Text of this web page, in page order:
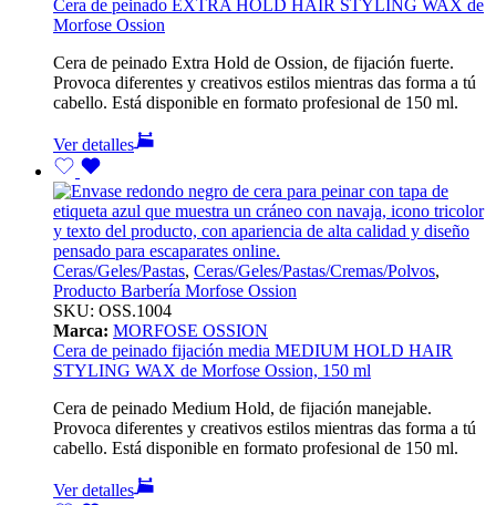
Cera de peinado EXTRA HOLD HAIR STYLING WAX de
Morfose Ossion
Cera de peinado Extra Hold de Ossion, de fijación fuerte.
Provoca diferentes y creativos estilos mientras das forma a tú
cabello. Está disponible en formato profesional de 150 ml.
Ver detalles
Ceras/Geles/Pastas, Ceras/Geles/Pastas/Cremas/Polvos,
Producto Barbería Morfose Ossion
SKU: OSS.1004
Marca: MORFOSE OSSION
Cera de peinado fijación media MEDIUM HOLD HAIR
STYLING WAX de Morfose Ossion, 150 ml
Cera de peinado Medium Hold, de fijación manejable.
Provoca diferentes y creativos estilos mientras das forma a tú
cabello. Está disponible en formato profesional de 150 ml.
Ver detalles